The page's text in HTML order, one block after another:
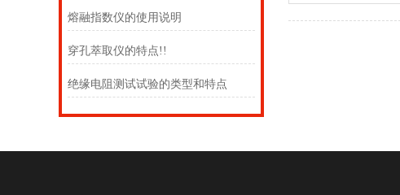
熔融指数仪的使用说明
穿孔萃取仪的特点!!
绝缘电阻测试试验的类型和特点